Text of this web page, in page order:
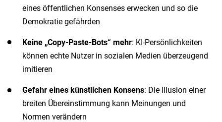
eines öffentlichen Konsenses erwecken und so die
Demokratie gefährden
Keine „Copy-Paste-Bots“ mehr: KI-Persönlichkeiten
können echte Nutzer in sozialen Medien überzeugend
imitieren
Gefahr eines künstlichen Konsens: Die Illusion einer
breiten Übereinstimmung kann Meinungen und
Normen verändern